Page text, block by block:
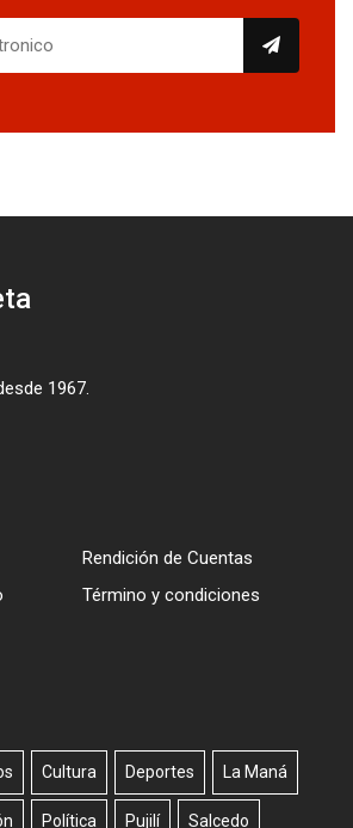
1967.
Rendición de Cuentas
Término y condiciones
Cultura Deportes La Maná
Política Pujilí Salcedo